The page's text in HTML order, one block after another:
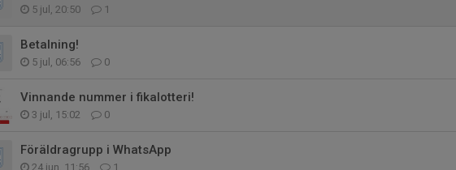
5 jul, 20:50 1
Betalning!
5 jul, 06:56 0
Vinnande nummer i fikalotteri!
3 jul, 15:02 0
Föräldragrupp i WhatsApp
24 jun, 11:56 1